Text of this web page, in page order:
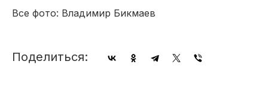
Все фото: Владимир Бикмаев
Поделиться: